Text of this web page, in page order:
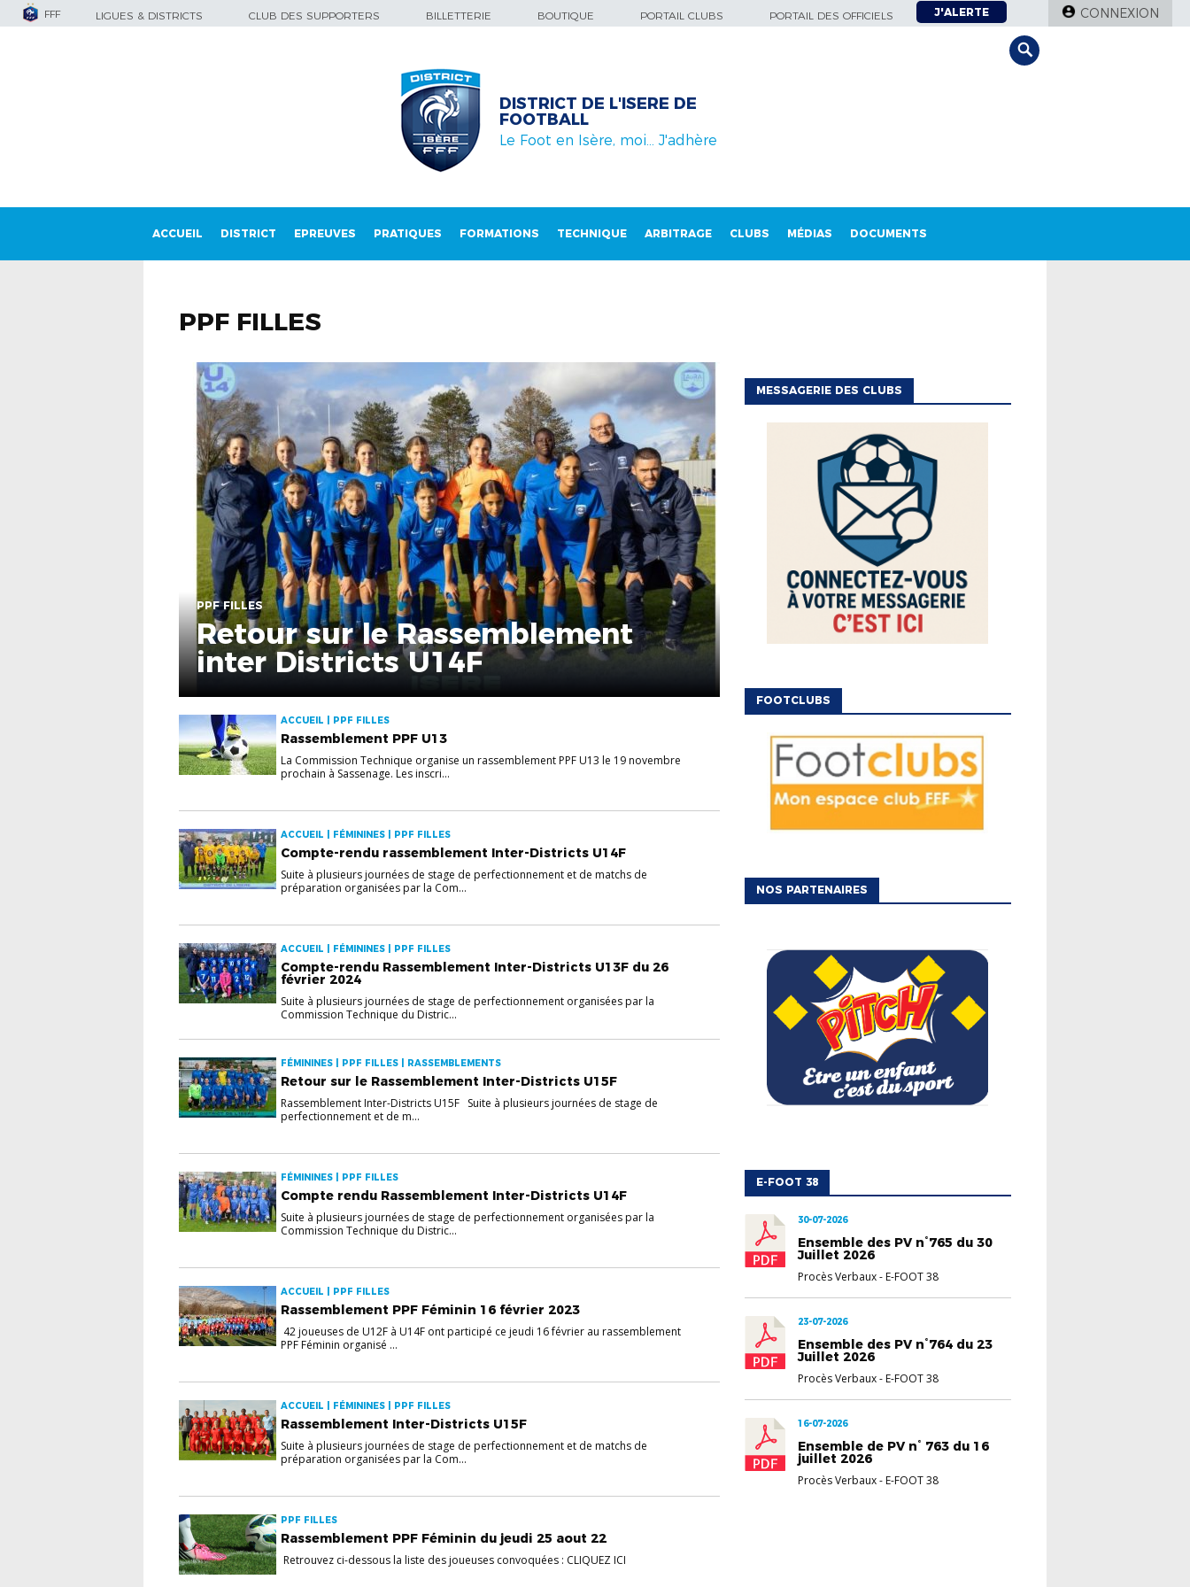
FFF LIGUES & DISTRICTS CLUB DES SUPPORTERS BILLETTERIE BOUTIQUE PORTAIL CLUBS PORTAIL DES OFFICIELS J'ALERTE CONNEXION
DISTRICT DE L'ISERE DE
FOOTBALL
Le Foot en Isère, moi… J'adhère
ACCUEIL DISTRICT EPREUVES PRATIQUES FORMATIONS TECHNIQUE ARBITRAGE CLUBS MÉDIAS DOCUMENTS
PPF FILLES
PPF FILLES
Retour sur le Rassemblement
inter Districts U14F
ACCUEIL | PPF FILLES
Rassemblement PPF U13
La Commission Technique organise un rassemblement PPF U13 le 19 novembre
prochain à Sassenage. Les inscri...
ACCUEIL | FÉMININES | PPF FILLES
Compte-rendu rassemblement Inter-Districts U14F
Suite à plusieurs journées de stage de perfectionnement et de matchs de
préparation organisées par la Com...
ACCUEIL | FÉMININES | PPF FILLES
Compte-rendu Rassemblement Inter-Districts U13F du 26
février 2024
Suite à plusieurs journées de stage de perfectionnement organisées par la
Commission Technique du Distric...
FÉMININES | PPF FILLES | RASSEMBLEMENTS
Retour sur le Rassemblement Inter-Districts U15F
Rassemblement Inter-Districts U15F Suite à plusieurs journées de stage de
perfectionnement et de m...
FÉMININES | PPF FILLES
Compte rendu Rassemblement Inter-Districts U14F
Suite à plusieurs journées de stage de perfectionnement organisées par la
Commission Technique du Distric...
ACCUEIL | PPF FILLES
Rassemblement PPF Féminin 16 février 2023
42 joueuses de U12F à U14F ont participé ce jeudi 16 février au rassemblement
PPF Féminin organisé ...
ACCUEIL | FÉMININES | PPF FILLES
Rassemblement Inter-Districts U15F
Suite à plusieurs journées de stage de perfectionnement et de matchs de
préparation organisées par la Com...
PPF FILLES
Rassemblement PPF Féminin du jeudi 25 aout 22
Retrouvez ci-dessous la liste des joueuses convoquées : CLIQUEZ ICI
MESSAGERIE DES CLUBS
FOOTCLUBS
NOS PARTENAIRES
E-FOOT 38
30-07-2026
Ensemble des PV n°765 du 30
Juillet 2026
Procès Verbaux- E-FOOT 38
23-07-2026
Ensemble des PV n°764 du 23
Juillet 2026
Procès Verbaux- E-FOOT 38
16-07-2026
Ensemble de PV n° 763 du 16
juillet 2026
Procès Verbaux- E-FOOT 38